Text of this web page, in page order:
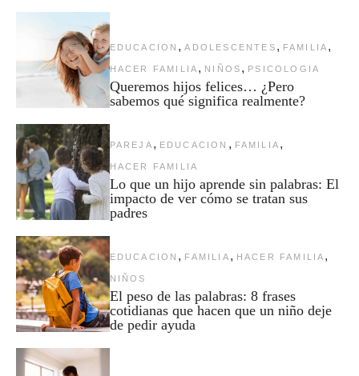
EDUCACION , ADOLESCENTES , FAMILIA ,
HACER FAMILIA , NIÑOS , PSICOLOGIA
Queremos hijos felices… ¿Pero
sabemos qué significa realmente?
PAREJA , EDUCACION , FAMILIA ,
HACER FAMILIA
Lo que un hijo aprende sin palabras: El
impacto de ver cómo se tratan sus
padres
EDUCACION , FAMILIA , HACER FAMILIA ,
NIÑOS
El peso de las palabras: 8 frases
cotidianas que hacen que un niño deje
de pedir ayuda